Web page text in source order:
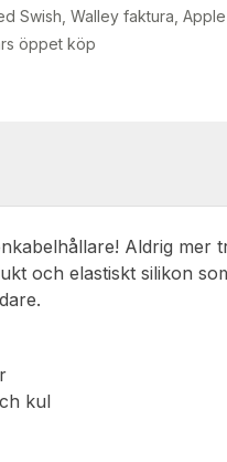
Swish, Walley faktura,
öppet köp
Aldrig mer
och elastiskt silikon
kul